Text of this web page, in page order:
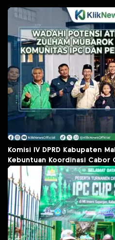
Komisi IV DPRD Kabupaten
Kebuntuan Koordinasi Cabor